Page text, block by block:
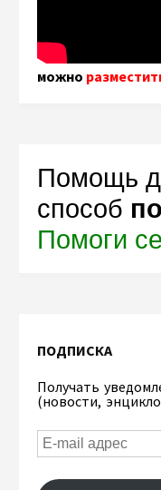
можно
Помощь
способ
Помоги
ПОДПИСКА
Получать
(новости,